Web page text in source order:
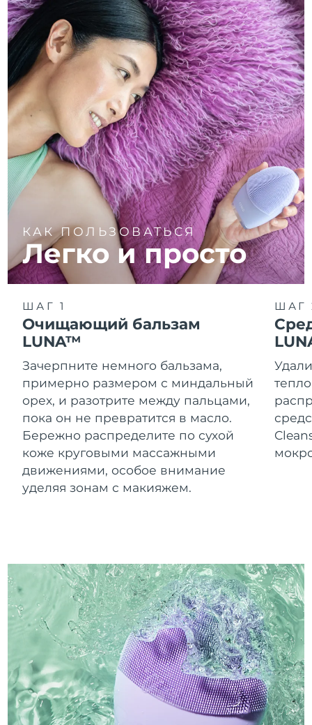
КАК ПОЛЬЗОВАТЬСЯ
Легко и просто
ШАГ 1
Очищающий бальзам
LUNA™
Зачерпните немного бальзама,
примерно размером с миндальный
орех, и разотрите между пальцами,
пока он не превратится в масло.
Бережно распределите по сухой
коже круговыми массажными
движениями, особое внимание
уделяя зонам с макияжем.
ШАГ